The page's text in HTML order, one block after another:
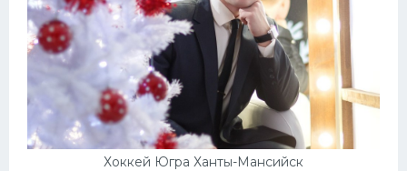
Хоккей Югра Ханты-Мансийск